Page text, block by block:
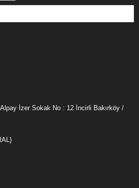
İzer Sokak No : 12 İncirli Bakırköy /